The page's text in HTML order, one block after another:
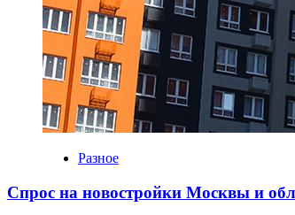
Разное
Спрос на новостройки Москвы и